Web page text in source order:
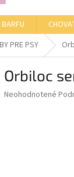
PRE PSY
Orbiloc
Priemerné
Neohodnotené